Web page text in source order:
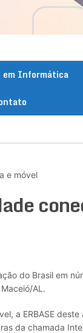
em Informática
e móvel
do Brasil em
AL.
a ERBASE deste
da chamada